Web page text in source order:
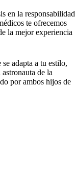
en la responsabilidad
te ofrecemos
la mejor experiencia
adapta a tu estilo,
de la
por ambos hijos de